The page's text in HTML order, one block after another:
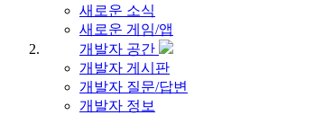
새로운 소식
새로운 게임/앱
개발자 공간
개발자 게시판
개발자 질문/답변
개발자 정보